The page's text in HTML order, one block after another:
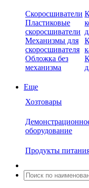
Скоросшиватели
Пластиковые
скоросшиватели
Механизмы для
скоросшивателя
Обложка без
механизма
Еще
Хозтовары
оборудование
Продукты